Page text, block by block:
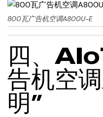
800瓦广告机空调A800U-E
四、
告机空
明”